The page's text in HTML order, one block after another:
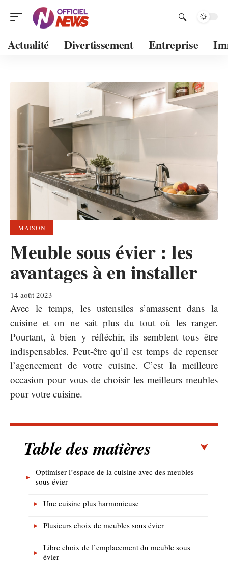
Actualité Divertissement Entreprise
MAISON
Meuble sous évier : les
avantages à en installer
14 août 2023
Avec le temps, les ustensiles s’amassent dans la
cuisine et on ne sait plus du tout où les ranger.
Pourtant, à bien y réfléchir, ils semblent tous être
indispensables. Peut-être qu’il est temps de repenser
l’agencement de votre cuisine. C’est la meilleure
occasion pour vous de choisir les meilleurs meubles
pour votre cuisine.
Table des matières
Optimiser l’espace de la cuisine avec des meubles
sous évier
Une cuisine plus harmonieuse
Plusieurs choix de meubles sous évier
Libre choix de l’emplacement du meuble sous
évier